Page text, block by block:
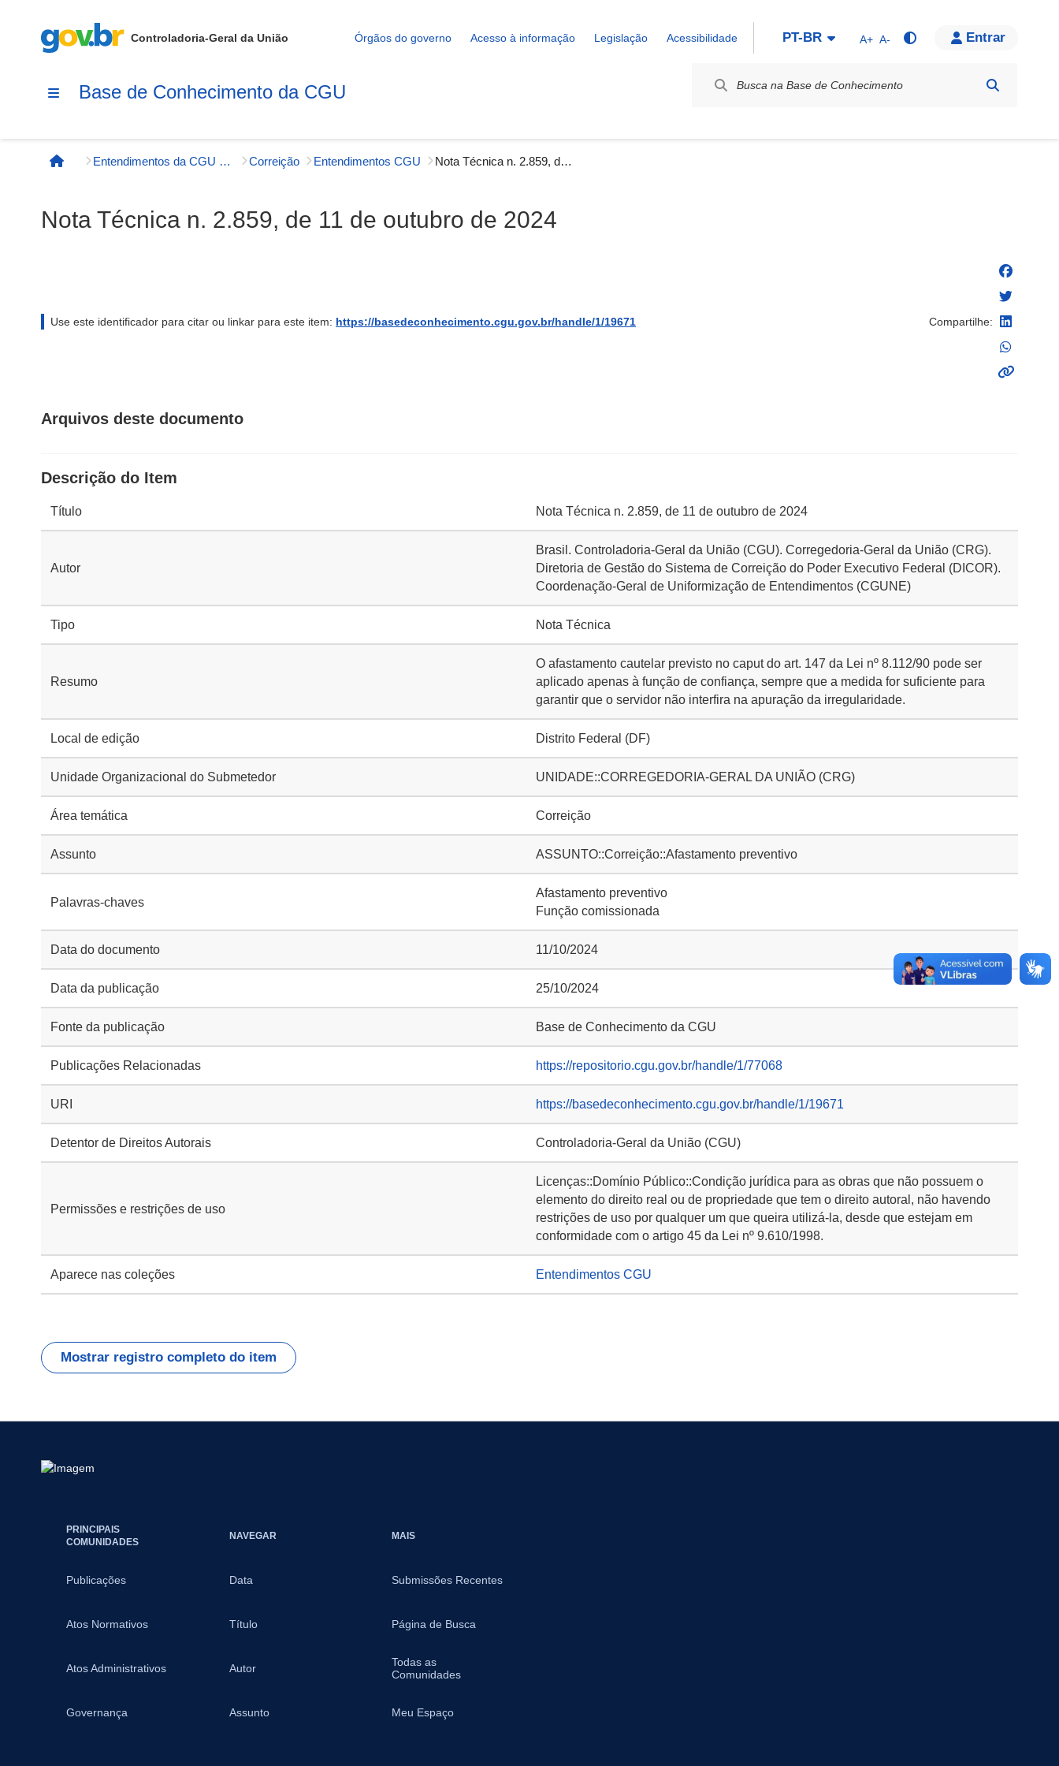
Controladoria-Geral da União Órgãos do governo Acesso à informação Legislação Acessibilidade PT-BR A+ A- Entrar
Base de Conhecimento da CGU
Página inicial
Entendimentos da CGU e órgãos externos Correição Entendimentos CGU Nota Técnica n. 2.859, de 11 de outubro de 2024
Nota Técnica n. 2.859, de 11 de outubro de 2024
Use este identificador para citar ou linkar para este item: https://basedeconhecimento.cgu.gov.br/handle/1/19671 Compartilhe:
Arquivos deste documento
Descrição do Item
Título Nota Técnica n. 2.859, de 11 de outubro de 2024
Autor
Brasil. Controladoria-Geral da União (CGU). Corregedoria-Geral da União (CRG).
Diretoria de Gestão do Sistema de Correição do Poder Executivo Federal (DICOR).
Coordenação-Geral de Uniformização de Entendimentos (CGUNE)
Tipo Nota Técnica
Resumo
O afastamento cautelar previsto no caput do art. 147 da Lei nº 8.112/90 pode ser
aplicado apenas à função de confiança, sempre que a medida for suficiente para
garantir que o servidor não interfira na apuração da irregularidade.
Local de edição Distrito Federal (DF)
Unidade Organizacional do Submetedor UNIDADE::CORREGEDORIA-GERAL DA UNIÃO (CRG)
Área temática Correição
Assunto ASSUNTO::Correição::Afastamento preventivo
Palavras-chaves
Afastamento preventivo
Função comissionada
Data do documento 11/10/2024
Data da publicação 25/10/2024
Fonte da publicação Base de Conhecimento da CGU
Publicações Relacionadas https://repositorio.cgu.gov.br/handle/1/77068
URI https://basedeconhecimento.cgu.gov.br/handle/1/19671
Detentor de Direitos Autorais Controladoria-Geral da União (CGU)
Permissões e restrições de uso
Licenças::Domínio Público::Condição jurídica para as obras que não possuem o
elemento do direito real ou de propriedade que tem o direito autoral, não havendo
restrições de uso por qualquer um que queira utilizá-la, desde que estejam em
conformidade com o artigo 45 da Lei nº 9.610/1998.
Aparece nas coleções Entendimentos CGU
Mostrar registro completo do item
PRINCIPAIS
COMUNIDADES
Publicações
Atos Normativos
Atos Administrativos
Governança
NAVEGAR
Data
Título
Autor
Assunto
MAIS
Submissões Recentes
Página de Busca
Todas as
Comunidades
Meu Espaço